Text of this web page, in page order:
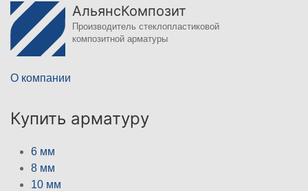
АльянсКомпозит
Производитель стеклопластиковой
композитной арматуры
О компании
Купить арматуру
6 мм
8 мм
10 мм